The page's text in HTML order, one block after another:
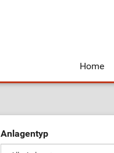
Home
Anlagentyp